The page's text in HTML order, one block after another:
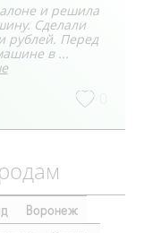
и решила
Сделали
рублей. Перед
в ...
Воронеж